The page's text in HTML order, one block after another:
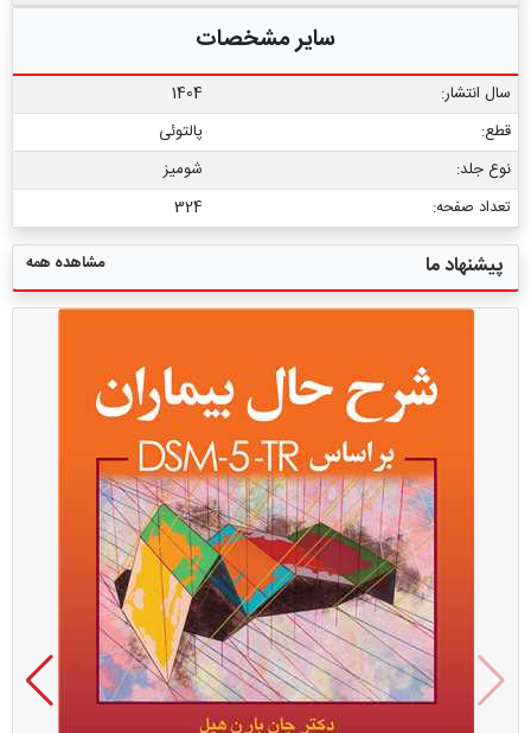
سایر مشخصات
سال انتشار:
1404
قطع:
پالتوئی
نوع جلد:
شومیز
تعداد صفحه:
324
پیشنهاد ما مشاهده همه